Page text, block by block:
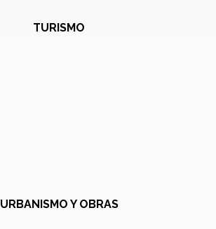
TURISMO
URBANISMO Y OBRAS